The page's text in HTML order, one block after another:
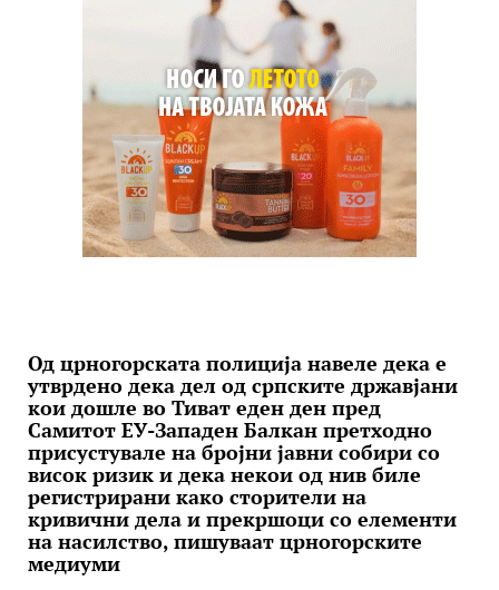
Од црногорската полиција навеле дека е
утврдено дека дел од српските државјани
кои дошле во Тиват еден ден пред
Самитот ЕУ-Западен Балкан претходно
присустувале на бројни јавни собири со
висок ризик и дека некои од нив биле
регистрирани како сторители на
кривични дела и прекршоци со елементи
на насилство, пишуваат црногорските
медиуми